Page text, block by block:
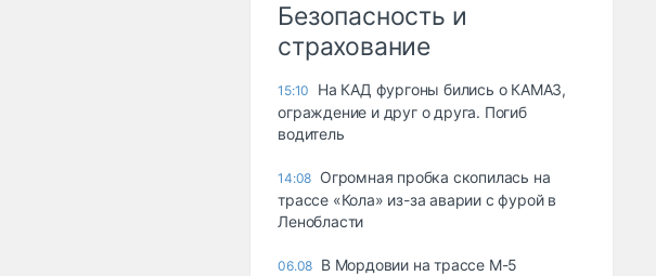
Безопасность и
страхование
15:10
На КАД фургоны бились о КАМАЗ,
ограждение и друг о друга. Погиб
водитель
14:08 Огромная пробка скопилась на
трассе «Кола» из-за аварии с фурой в
Ленобласти
06.08 В Мордовии на трассе М-5